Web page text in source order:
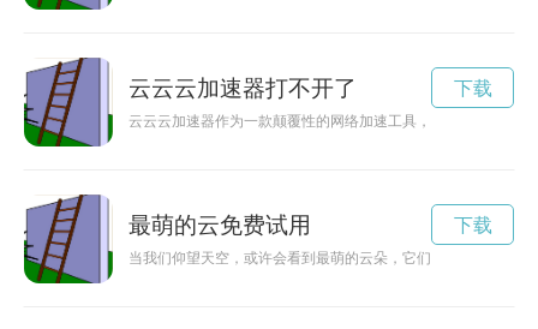
云云云加速器打不开了
云云云加速器作为一款颠覆性的网络加速工具，通过优化网络
下载
最萌的云免费试用
当我们仰望天空，或许会看到最萌的云朵，它们有着憨态可掬
下载